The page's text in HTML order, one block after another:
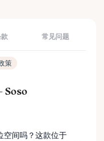
常见问题
策
Soso
空间吗？这款位于